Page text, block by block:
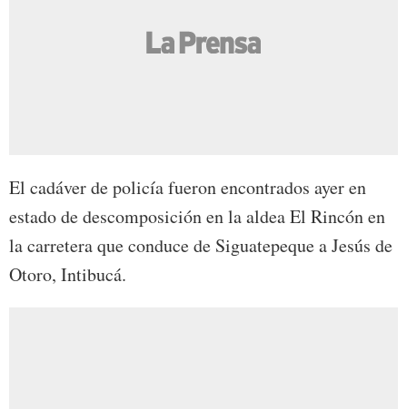
El cadáver de policía fueron encontrados ayer en
estado de descomposición en la aldea El Rincón en
la carretera que conduce de Siguatepeque a Jesús de
Otoro, Intibucá.